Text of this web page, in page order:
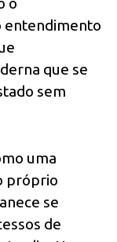
entendimento
que se
sem
uma
próprio
se
de